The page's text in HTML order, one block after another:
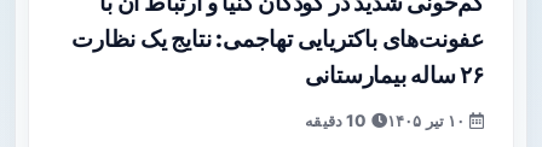
عفونت‌های باکتریایی تهاجمی: نتایج یک نظارت
۲۶ ساله بیمارستانی